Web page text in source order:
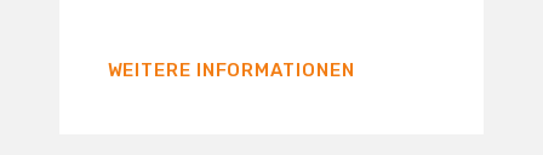
WEITERE INFORMATIONEN